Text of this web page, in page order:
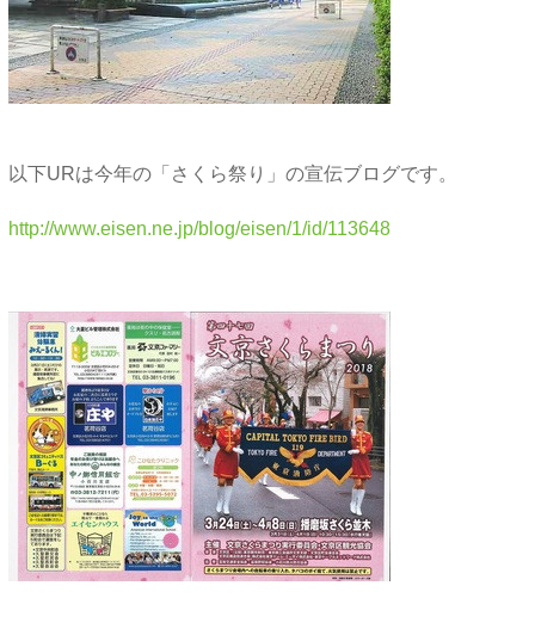
以下URは今年の「さくら祭り」の宣伝ブログです。
http://www.eisen.ne.jp/blog/eisen/1/id/113648